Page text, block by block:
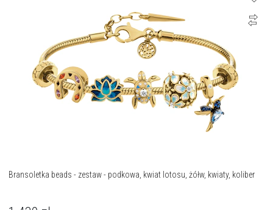
Bransoletka beads - zestaw - podkowa, kwiat lotosu, żółw, kwiaty, koliber